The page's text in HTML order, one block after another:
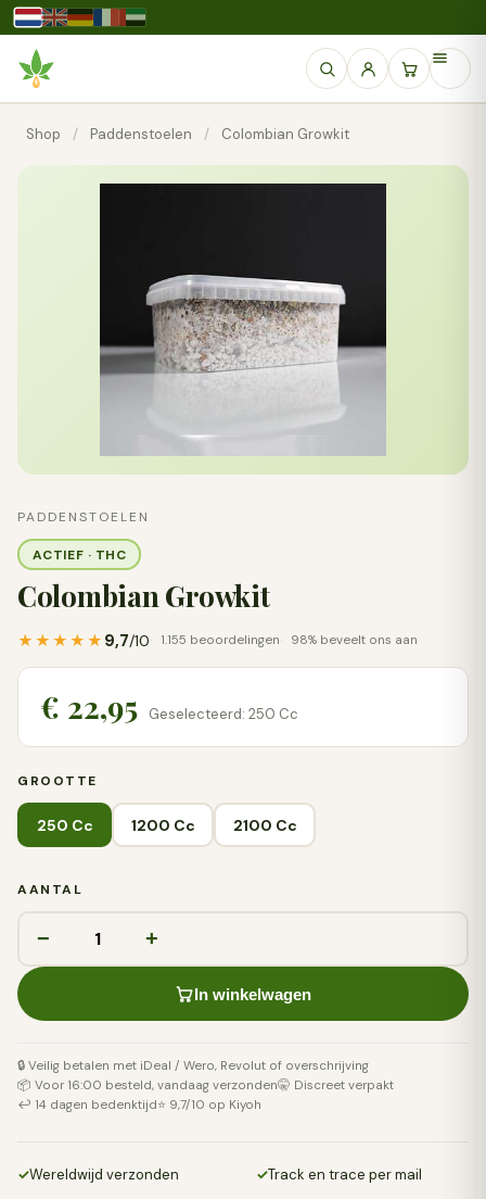
Shop / Paddenstoelen / Colombian Growkit
PADDENSTOELEN
ACTIEF · THC
Colombian Growkit
★★★★★ 9,7/10 1.155 beoordelingen 98% beveelt ons aan
€ 22,95 Geselecteerd: 250 Cc
GROOTTE
250 Cc 1200 Cc 2100 Cc
AANTAL
− +
In winkelwagen
🔒 Veilig betalen met iDeal / Wero, Revolut of overschrijving
📦 Voor 16:00 besteld, vandaag verzonden🤫 Discreet verpakt
↩️ 14 dagen bedenktijd⭐ 9,7/10 op Kiyoh
✓Wereldwijd verzonden ✓Track en trace per mail